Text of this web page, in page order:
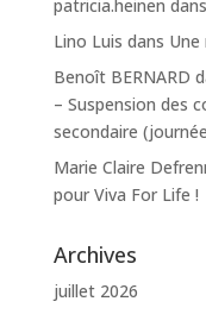
patricia.heinen dans
Lino Luis dans Une
Benoît BERNARD
– Suspension des
secondaire
Marie Claire
pour Viva For Life !
Archives
juillet 2026